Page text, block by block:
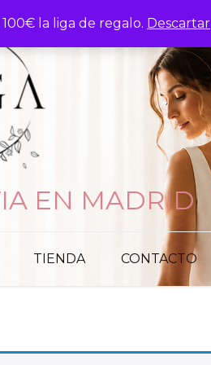
la liga de regalo. Descartar
EN MADRID
TIENDA CONTACTO